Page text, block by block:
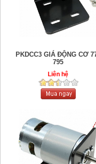
PKDCC3 GIÁ ĐỘNG CƠ
795
Liên hệ